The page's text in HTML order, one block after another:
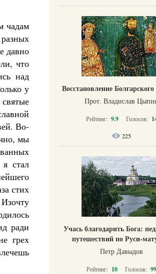
чадам
давно
что
над
у
Во-
мы
я стал
стих
ради
грех
Восстановление
Прот. Владислав
Рейтинг: 9.9 Голосов:
225
Учась благодарить Бога:
путешествий по Руси-
Петр Давыдов
Рейтинг: 10 Голосов: 99